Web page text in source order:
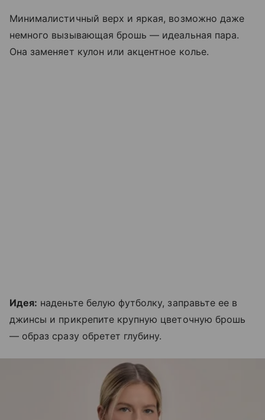
Минималистичный верх и яркая, возможно даже
немного вызывающая брошь — идеальная пара.
Она заменяет кулон или акцентное колье.
Идея: наденьте белую футболку, заправьте ее в
джинсы и прикрепите крупную цветочную брошь
— образ сразу обретет глубину.